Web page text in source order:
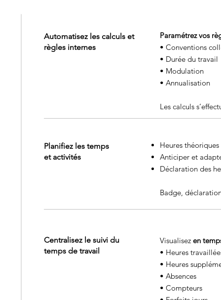
Automatisez les calculs et
règles internes
Paramétrez vos
• Conventions
• Durée du travail
• Modulation
• Annualisation
Les calculs
Planifiez les temps
et activités
Heures
Anticiper et
Déclaration des
Badge,
Centralisez le suivi du
temps de travail
Visualisez en
• Heures
• Heures
• Absences
• Compteurs